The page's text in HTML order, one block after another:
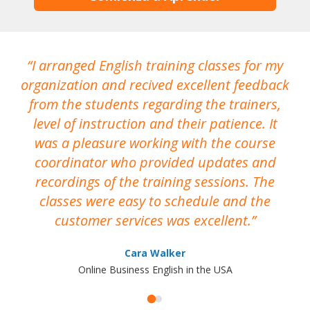
I arranged English training classes for my
organization and recived excellent feedback
from the students regarding the trainers,
level of instruction and their patience. It
was a pleasure working with the course
coordinator who provided updates and
recordings of the training sessions. The
classes were easy to schedule and the
customer services was excellent.
Cara Walker
Online Business English in the USA